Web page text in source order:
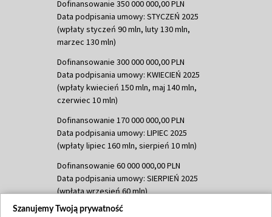
Dofinansowanie 350 000 000,00 PLN
Data podpisania umowy: STYCZEŃ 2025
(wpłaty styczeń 90 mln, luty 130 mln,
marzec 130 mln)
Dofinansowanie 300 000 000,00 PLN
Data podpisania umowy: KWIECIEŃ 2025
(wpłaty kwiecień 150 mln, maj 140 mln,
czerwiec 10 mln)
Dofinansowanie 170 000 000,00 PLN
Data podpisania umowy: LIPIEC 2025
(wpłaty lipiec 160 mln, sierpień 10 mln)
Dofinansowanie 60 000 000,00 PLN
Data podpisania umowy: SIERPIEŃ 2025
(wpłata wrzesień 60 mln)
Dofinansowanie 635 783 051,21 PLN
Szanujemy Twoją prywatność